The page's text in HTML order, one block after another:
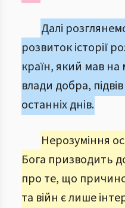
Далі
розвиток історії
країн, який мав на
влади добра,
останніх днів.
Нерозуміння
Бога призводить
про те, що
та війн є лише